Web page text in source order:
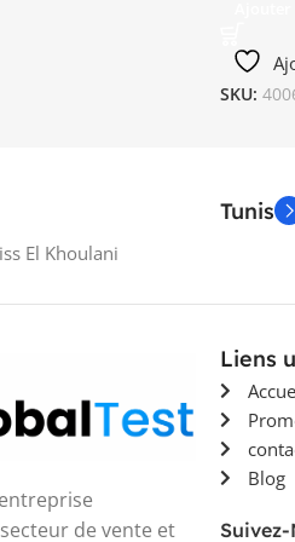
SKU:
El Khoulani
Tunis
de vente et
Liens
Blog